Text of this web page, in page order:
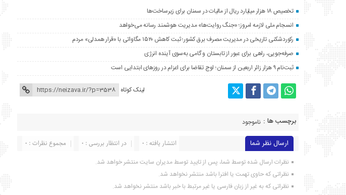
تخصیص ۱۸ هزار میلیارد ریال از مالیات در سمنان برای زیرساخت‌ها
انسجام ملی لازمه امروز؛ «جنگ روایت‌ها» مدیریت هوشمند رسانه می‌خواهد
رکوردشکنی تاریخی در مدیریت مصرف برق کشور؛ ثبت کاهش ۱۵۲۰ مگاواتی با «قرار همدلی» مردم
صرفه‌جویی، راهی برای عبور از تابستان و گامی به‌سوی آینده انرژی
ثبت‌نام ۹ هزار زائر اربعین از سمنان؛ اوج تقاضا برای اعزام در روزهای ابتدایی است
لینک کوتاه
برچسب ها : ناموجود
ارسال نظر شما مجموع نظرات : 0 در انتظار بررسی : 0 انتشار یافته : ۰
نظرات ارسال شده توسط شما، پس از تایید توسط مدیران سایت منتشر خواهد شد.
نظراتی که حاوی تهمت یا افترا باشد منتشر نخواهد شد.
نظراتی که به غیر از زبان فارسی یا غیر مرتبط با خبر باشد منتشر نخواهد شد.